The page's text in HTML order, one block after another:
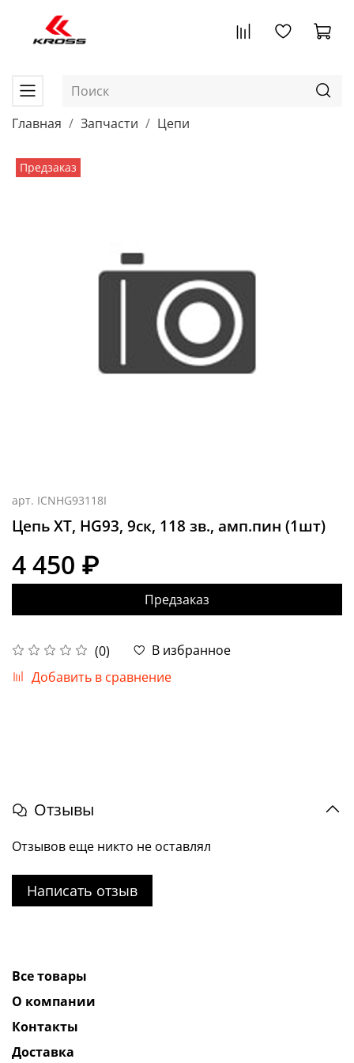
Главная Запчасти Цепи
Предзаказ
арт. ICNHG93118I
Цепь XT, HG93, 9ск, 118 зв., амп.пин (1шт)
(0)
В избранное
Добавить в сравнение
4 450 ₽
Предзаказ
Отзывы
Отзывов еще никто не оставлял
Написать отзыв
Все товары
О компании
Контакты
Доставка